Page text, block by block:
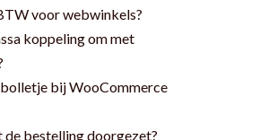
voor webwinkels?
koppeling om met
bij WooCommerce
de bestelling doorgezet?